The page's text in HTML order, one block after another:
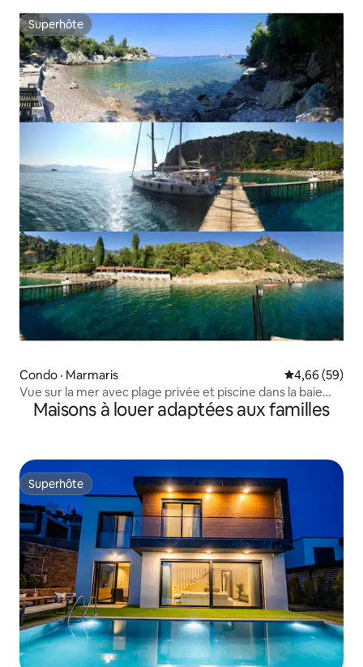
Superhôte
Superhôte
Condo · Marmaris Note
4,66 (59)
Vue sur la mer avec plage privée et piscine dans la baie
d'Amos
Maisons à louer adaptées aux familles
Superhôte
Superhôte